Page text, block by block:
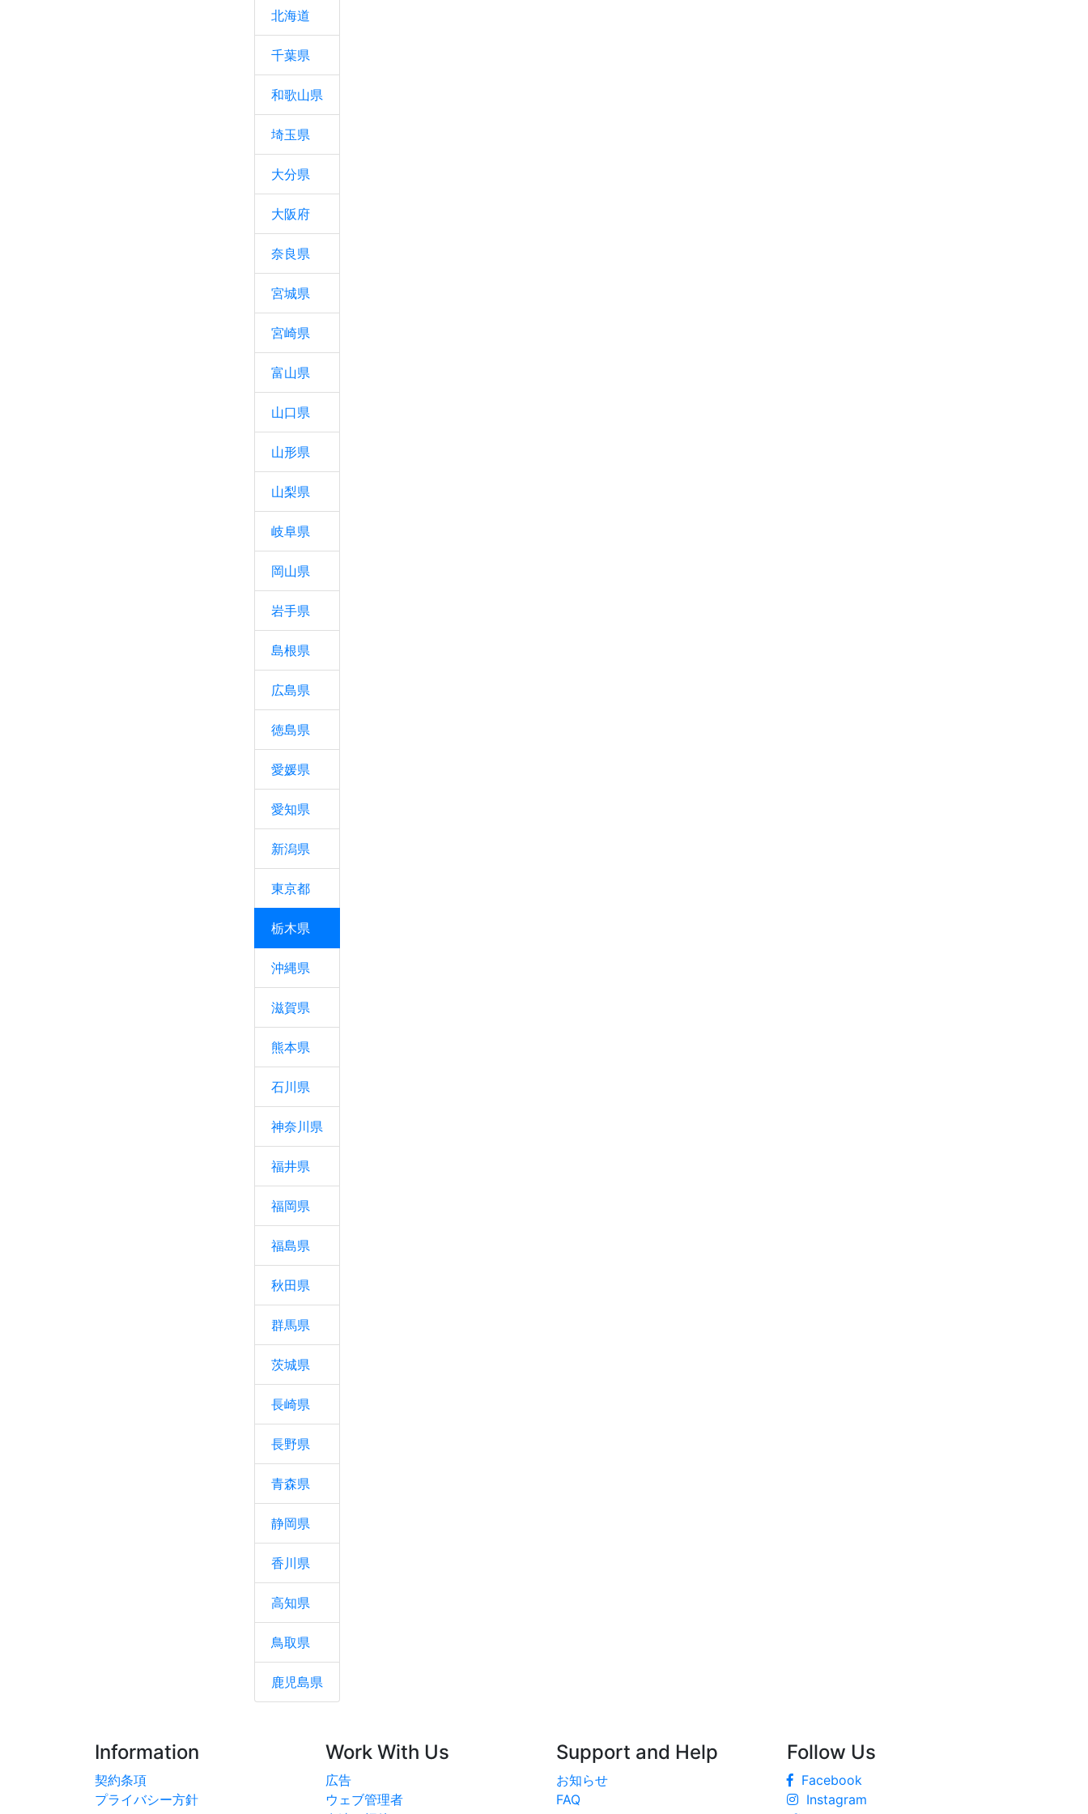
北海道
千葉県
和歌山県
埼玉県
大分県
大阪府
奈良県
宮城県
宮崎県
富山県
山口県
山形県
山梨県
岐阜県
岡山県
岩手県
島根県
広島県
徳島県
愛媛県
愛知県
新潟県
東京都
栃木県
沖縄県
滋賀県
熊本県
石川県
神奈川県
福井県
福岡県
福島県
秋田県
群馬県
茨城県
長崎県
長野県
青森県
静岡県
香川県
高知県
鳥取県
鹿児島県
Information
契約条項
プライバシー方針
Work With Us
広告
ウェブ管理者
Support and Help
お知らせ
FAQ
Follow Us
Facebook
Instagram